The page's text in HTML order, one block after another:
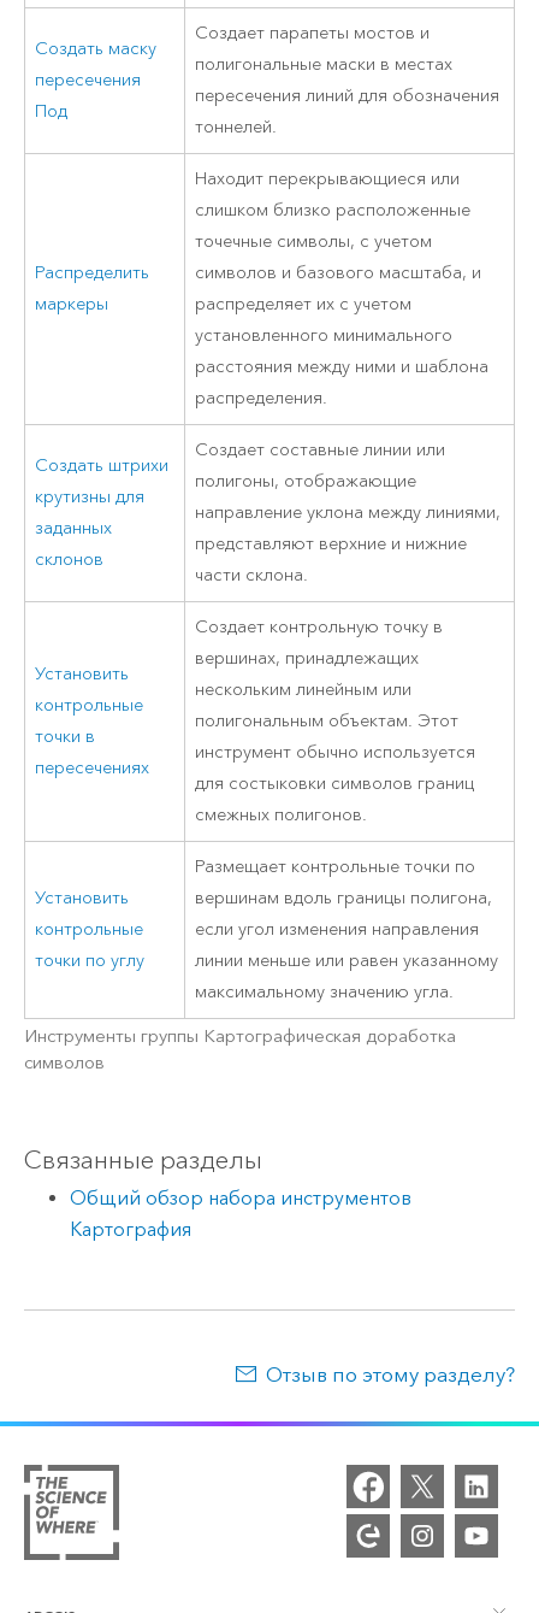
Создать маску
пересечения
Под
Создает парапеты мостов и
полигональные маски в местах
пересечения линий для обозначения
тоннелей.
Распределить
маркеры
Находит перекрывающиеся или
слишком близко расположенные
точечные символы, с учетом
символов и базового масштаба, и
распределяет их с учетом
установленного минимального
расстояния между ними и шаблона
распределения.
Создать штрихи
крутизны для
заданных
склонов
Создает составные линии или
полигоны, отображающие
направление уклона между линиями,
представляют верхние и нижние
части склона.
Установить
контрольные
точки в
пересечениях
Создает контрольную точку в
вершинах, принадлежащих
нескольким линейным или
полигональным объектам. Этот
инструмент обычно используется
для состыковки символов границ
смежных полигонов.
Установить
контрольные
точки по углу
Размещает контрольные точки по
вершинам вдоль границы полигона,
если угол изменения направления
линии меньше или равен указанному
максимальному значению угла.
Инструменты группы Картографическая доработка
символов
Связанные разделы
Общий обзор набора инструментов
Картография
Отзыв по этому разделу?